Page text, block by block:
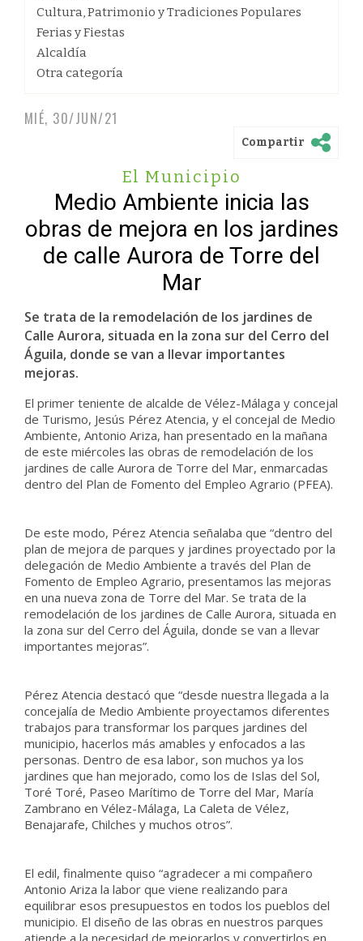
Cultura, Patrimonio y Tradiciones Populares
Ferias y Fiestas
Alcaldía
Otra categoría
MIÉ, 30/JUN/21
Compartir
El Municipio
Medio Ambiente inicia las
obras de mejora en los jardines
de calle Aurora de Torre del
Mar
Se trata de la remodelación de los jardines de
Calle Aurora, situada en la zona sur del Cerro del
Águila, donde se van a llevar importantes
mejoras.
El primer teniente de alcalde de Vélez-Málaga y concejal
de Turismo, Jesús Pérez Atencia, y el concejal de Medio
Ambiente, Antonio Ariza, han presentado en la mañana
de este miércoles las obras de remodelación de los
jardines de calle Aurora de Torre del Mar, enmarcadas
dentro del Plan de Fomento del Empleo Agrario (PFEA).
De este modo, Pérez Atencia señalaba que “dentro del
plan de mejora de parques y jardines proyectado por la
delegación de Medio Ambiente a través del Plan de
Fomento de Empleo Agrario, presentamos las mejoras
en una nueva zona de Torre del Mar. Se trata de la
remodelación de los jardines de Calle Aurora, situada en
la zona sur del Cerro del Águila, donde se van a llevar
importantes mejoras”.
Pérez Atencia destacó que “desde nuestra llegada a la
concejalía de Medio Ambiente proyectamos diferentes
trabajos para transformar los parques jardines del
municipio, hacerlos más amables y enfocados a las
personas. Dentro de esa labor, son muchos ya los
jardines que han mejorado, como los de Islas del Sol,
Toré Toré, Paseo Marítimo de Torre del Mar, María
Zambrano en Vélez-Málaga, La Caleta de Vélez,
Benajarafe, Chilches y muchos otros”.
El edil, finalmente quiso “agradecer a mi compañero
Antonio Ariza la labor que viene realizando para
equilibrar esos presupuestos en todos los pueblos del
municipio. El diseño de las obras en nuestros parques
atiende a la necesidad de mejorarlos y convertirlos en